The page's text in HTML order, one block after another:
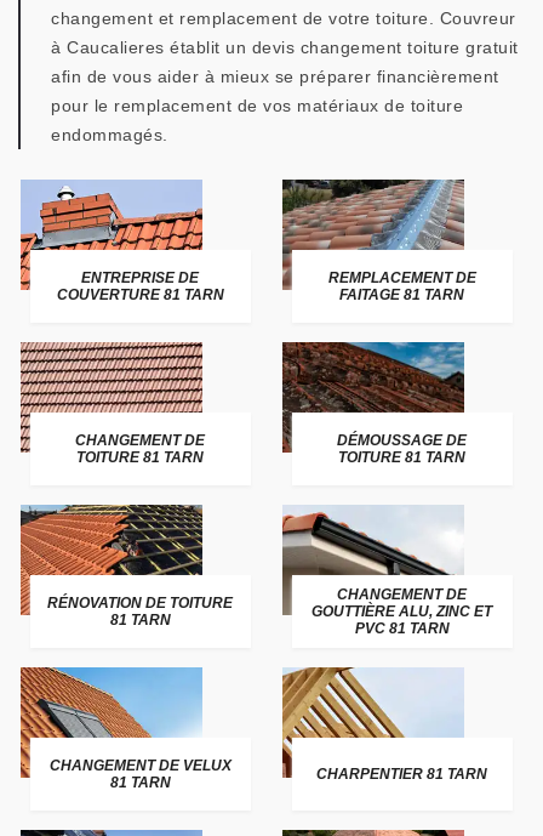
changement et remplacement de votre toiture. Couvreur
à Caucalieres établit un devis changement toiture gratuit
afin de vous aider à mieux se préparer financièrement
pour le remplacement de vos matériaux de toiture
endommagés.
ENTREPRISE DE
COUVERTURE 81 TARN
REMPLACEMENT DE
FAITAGE 81 TARN
CHANGEMENT DE
TOITURE 81 TARN
DÉMOUSSAGE DE
TOITURE 81 TARN
RÉNOVATION DE TOITURE
81 TARN
CHANGEMENT DE
GOUTTIÈRE ALU, ZINC ET
PVC 81 TARN
CHANGEMENT DE VELUX
81 TARN
CHARPENTIER 81 TARN